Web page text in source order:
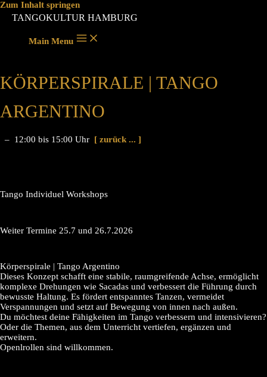
Zum Inhalt springen
TANGOKULTUR HAMBURG
Main Menu
KÖRPERSPIRALE | TANGO
ARGENTINO
– 12:00 bis 15:00 Uhr [ zurück ... ]
Tango Individuel Workshops
Weiter Termine 25.7 und 26.7.2026
Körperspirale | Tango Argentino
Dieses Konzept schafft eine stabile, raumgreifende Achse, ermöglicht
komplexe Drehungen wie Sacadas und verbessert die Führung durch
bewusste Haltung. Es fördert entspanntes Tanzen, vermeidet
Verspannungen und setzt auf Bewegung von innen nach außen.
Du möchtest deine Fähigkeiten im Tango verbessern und intensivieren?
Oder die Themen, aus dem Unterricht vertiefen, ergänzen und
erweitern.
Openlrollen sind willkommen.